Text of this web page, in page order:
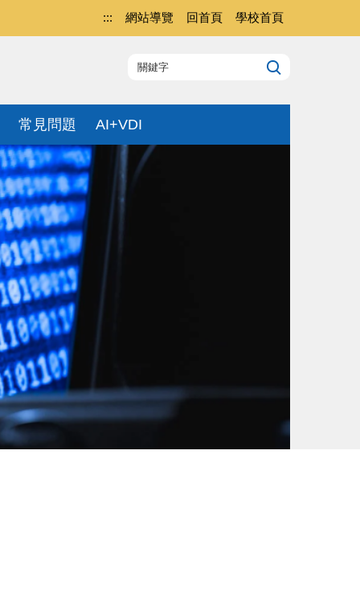
::: 網站導覽 回首頁 學校首頁
常見問題 AI+VDI